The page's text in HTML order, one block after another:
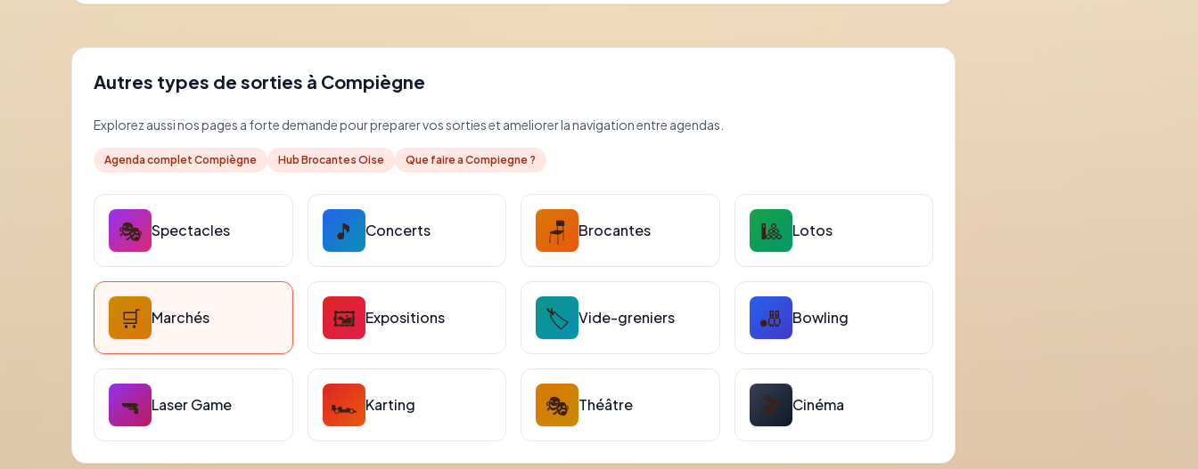
Autres types de sorties à Compiègne
Explorez aussi nos pages a forte demande pour preparer vos sorties et ameliorer la navigation entre agendas.
Agenda complet Compiègne Hub Brocantes Oise Que faire a Compiegne ?
🎭 Spectacles 🎵 Concerts 🪑 Brocantes 🎱 Lotos
🛒 Marchés 🖼️ Expositions 🏷️ Vide-greniers 🎳 Bowling
🔫 Laser Game 🏎️ Karting 🎭 Théâtre 🎬 Cinéma